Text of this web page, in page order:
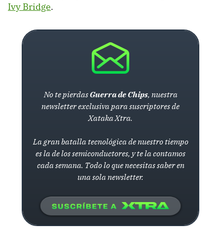
Ivy Bridge.
No te pierdasGuerra de Chips, nuestra
newsletter exclusiva para suscriptores de
Xataka Xtra.
La gran batalla tecnológica de nuestro tiempo
es la de los semiconductores, y te la contamos
cada semana. Todo lo que necesitas saber en
una sola newsletter.